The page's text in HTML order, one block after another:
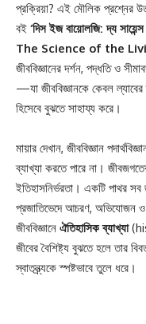
প্রক্রিয়া? এই মৌলিক প্রশ্নের
বই ‘দিস ইজ বায়োলজি: দ্য
The Science of the
জীববিজ্ঞানের দর্শন, পদ্ধতি ও
—যা জীববিজ্ঞানকে কেবল ল্যাবের
হিসেবে বুঝতে সাহায্য করে।
মায়ার দেখান, জীববিজ্ঞান
ব্যাখ্যা করতে পারে না।
ইতিহাসনির্ভরতা। একটি পাথর
প্রজাতিভেদে আচরণ, অভিযোজন ও
জীববিজ্ঞানে ঐতিহাসিক ব্যাখ্যা
জীবের বৈশিষ্ট্য বুঝতে হলে তার
স্বাতন্ত্র্যকে স্পষ্টভাবে তুলে ধরে।